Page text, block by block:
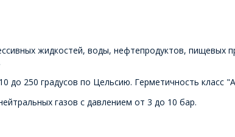
жидкостей, воды, нефтепродуктов, пищевых
до 250 градусов по Цельсию. Герметичность класс
газов с давлением от 3 до 10 бар.